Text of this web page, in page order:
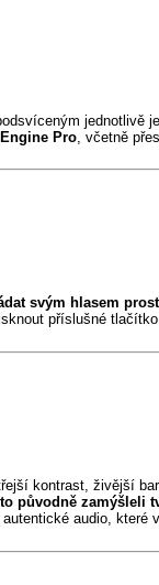
jednotlivě
Pro , včetně
svým hlasem
příslušné
kontrast, živější
původně zamýšleli
audio, které